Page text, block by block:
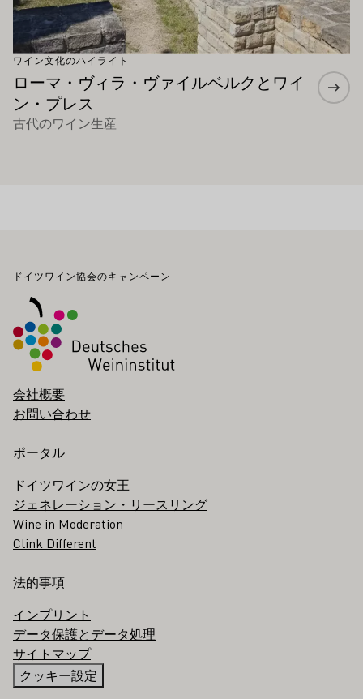
ワイン文化のハイライト
ローマ・ヴィラ・ヴァイルベルクとワイ
ン・プレス
古代のワイン生産
フッター
ドイツワイン協会のキャンペーン
会社概要
お問い合わせ
ポータル
ドイツワインの女王
ジェネレーション・リースリング
Wine in Moderation
Clink Different
法的事項
インプリント
データ保護とデータ処理
サイトマップ
クッキー設定